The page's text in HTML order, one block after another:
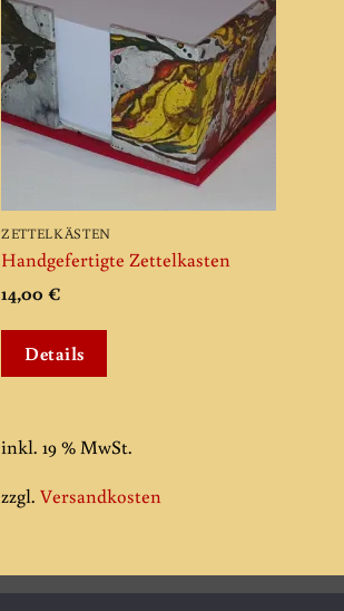
ZETTELKÄSTEN
Handgefertigte Zettelkasten
14,00€
Details
inkl. 19 % MwSt.
zzgl.Versandkosten